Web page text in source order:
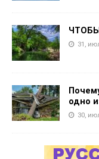
31,
одно
30,